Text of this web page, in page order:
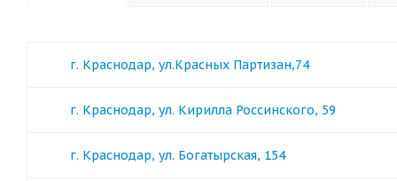
г. Краснодар, ул.Красных Партизан,74
г. Краснодар, ул. Кирилла Россинского, 59
г. Краснодар, ул. Богатырская, 154